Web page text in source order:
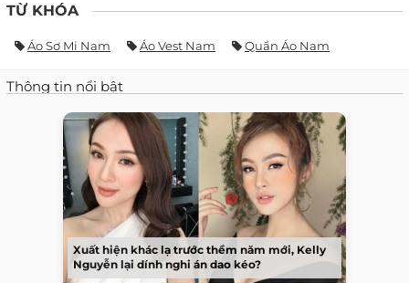
TỪ KHÓA
Áo Sơ Mi Nam Áo Vest Nam Quần Áo Nam
Thông tin nổi bật
Xuất hiện khác lạ trước thềm năm mới, Kelly
Nguyễn lại dính nghi án dao kéo?